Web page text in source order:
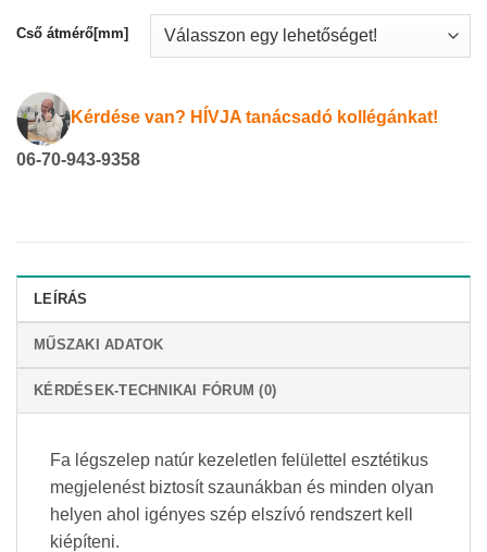
Cső átmérő[mm]
Kérdése van? HÍVJA tanácsadó kollégánkat!
06-70-943-9358
LEÍRÁS
MŰSZAKI ADATOK
KÉRDÉSEK-TECHNIKAI FÓRUM (0)
Fa légszelep natúr kezeletlen felülettel esztétikus
megjelenést biztosít szaunákban és minden olyan
helyen ahol igényes szép elszívó rendszert kell
kiépíteni.